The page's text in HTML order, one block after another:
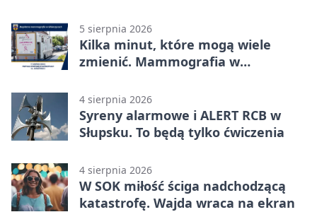
5 sierpnia 2026
Kilka minut, które mogą wiele
zmienić. Mammografia w
4 sierpnia 2026
Syreny alarmowe i ALERT RCB w
Słupsku. To będą tylko ćwiczenia
4 sierpnia 2026
W SOK miłość ściga nadchodzącą
katastrofę. Wajda wraca na ekran